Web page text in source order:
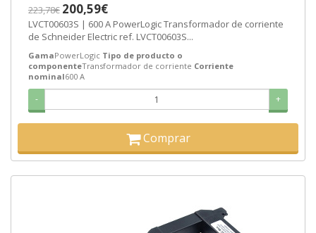
223,78€ 200,59€
LVCT00603S | 600 A PowerLogic Transformador de corriente
de Schneider Electric ref. LVCT00603S...
GamaPowerLogic Tipo de producto o
componenteTransformador de corriente Corriente
nominal600 A
- +
Comprar